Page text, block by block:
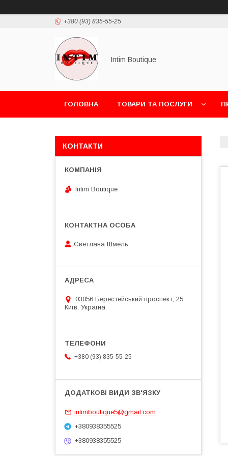
+380 (93) 835-55-25
Intim Boutique
ГОЛОВНА ТОВАРИ ТА ПОСЛУГИ
КОНТАКТИ
Intim Boutique
Светлана Шмель
03056 Берестейський проспект, 25,
Київ, Україна
+380 (93) 835-55-25
intimboutique5@gmail.com
+380938355525
+380938355525